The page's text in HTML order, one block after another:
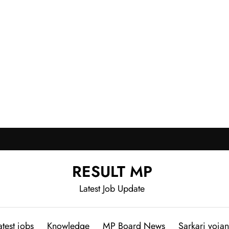
RESULT MP
Latest Job Update
jobs Knowledge MP Board News Sarkari